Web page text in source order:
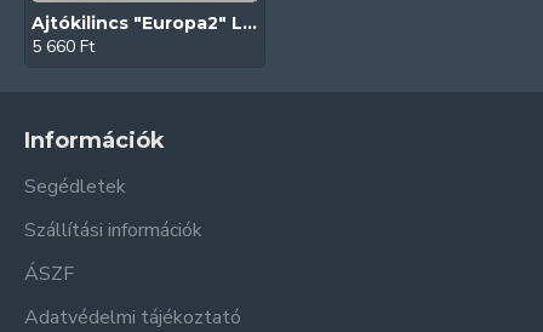
Ajtókilincs "Europa2" L-92/72 3 csavaros (Rugós | Barna)
5 660 Ft
Információk
Segédletek
Szállítási információk
ÁSZF
Adatvédelmi tájékoztató